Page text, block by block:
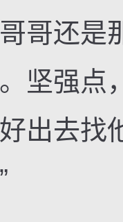
哥还是
坚强点
出去找